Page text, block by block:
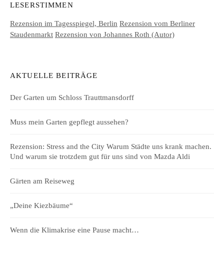
LESERSTIMMEN
Rezension im Tagesspiegel, Berlin Rezension vom Berliner
Staudenmarkt Rezension von Johannes Roth (Autor)
AKTUELLE BEITRÄGE
Der Garten um Schloss Trauttmansdorff
Muss mein Garten gepflegt aussehen?
Rezension: Stress and the City Warum Städte uns krank machen.
Und warum sie trotzdem gut für uns sind von Mazda Aldi
Gärten am Reiseweg
„Deine Kiezbäume“
Wenn die Klimakrise eine Pause macht…